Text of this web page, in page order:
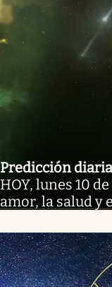
Predicción diaria
HOY, lunes 10
amor, la salud y